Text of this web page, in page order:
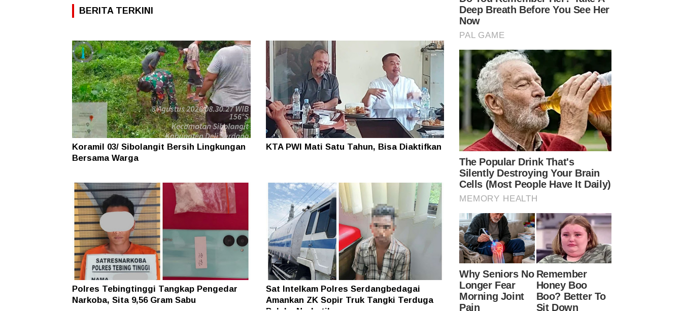
BERITA TERKINI
Koramil 03/ Sibolangit Bersih Lingkungan
Bersama Warga
KTA PWI Mati Satu Tahun, Bisa Diaktifkan
Polres Tebingtinggi Tangkap Pengedar
Narkoba, Sita 9,56 Gram Sabu
Sat Intelkam Polres Serdangbedagai
Amankan ZK Sopir Truk Tangki Terduga